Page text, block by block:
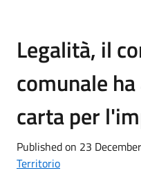
Legalità, il
comunale
carta per
Published on 23
Territorio